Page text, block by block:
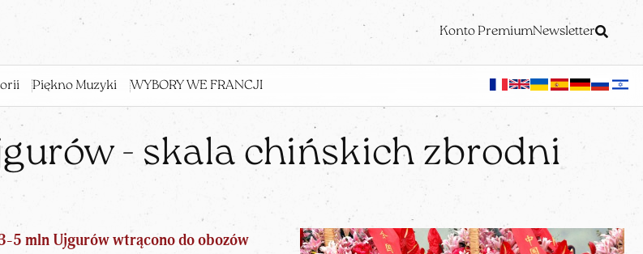
Konto PremiumNewsletter
Piękno Muzyki WYBORY WE FRANCJI
- skala chińskich zbrodni
5 mln Ujgurów wtrącono do obozów